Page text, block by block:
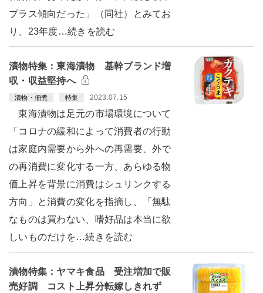
プラス傾向だった」（同社）とみてお
り、23年度…続きを読む
漬物特集：東海漬物 基幹ブランド増
収・収益堅持へ
漬物・佃煮 特集 2023.07.15
東海漬物は足元の市場環境について
「コロナの緩和によって消費者の行動
は家庭内需要から外への再需要、外で
の再消費に変化する一方、あらゆる物
価上昇を背景に消費はシュリンクする
方向」と消費の変化を指摘し、「無駄
なものは買わない、嗜好品は本当に欲
しいものだけを…続きを読む
漬物特集：ヤマキ食品 受注増加で販
売好調 コスト上昇分転嫁しきれず